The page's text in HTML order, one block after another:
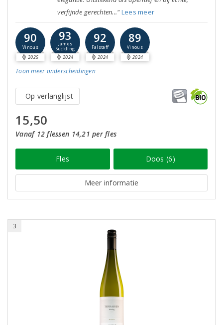
verfijnde gerechten..." Lees meer
90
Vinous
2025
93
James
Suckling
2024
92
Falstaff
2024
89
Vinous
2024
Toon meer onderscheidingen
Op verlanglijst
15,50
Vanaf 12 flessen 14,21 per fles
Fles Doos (6)
Meer informatie
3